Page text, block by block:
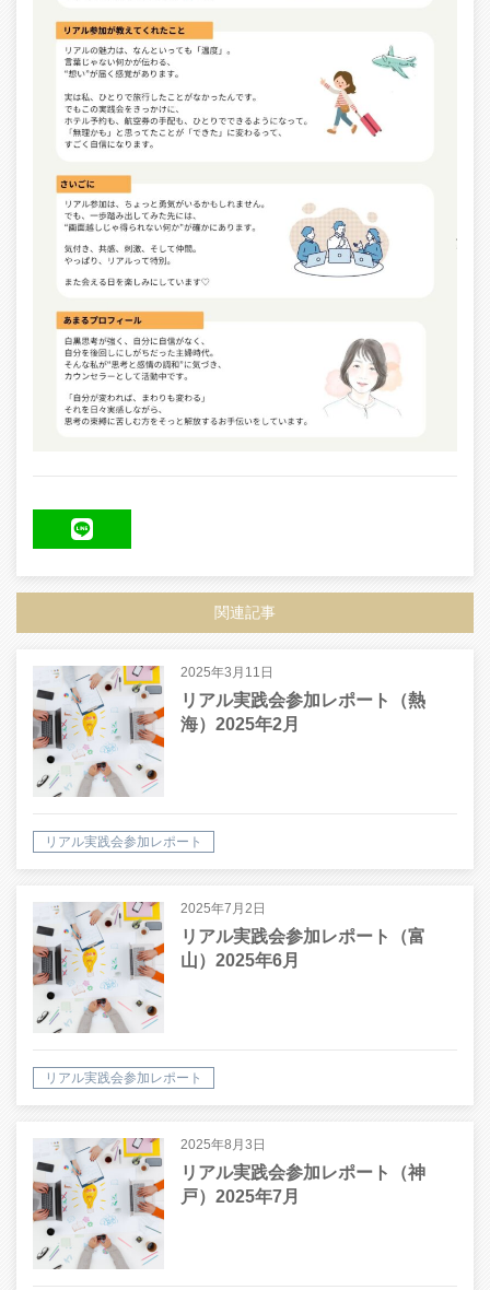
関連記事
2025年3月11日
リアル実践会参加レポート（熱
海）2025年2月
リアル実践会参加レポート
2025年7月2日
リアル実践会参加レポート（富
山）2025年6月
リアル実践会参加レポート
2025年8月3日
リアル実践会参加レポート（神
戸）2025年7月